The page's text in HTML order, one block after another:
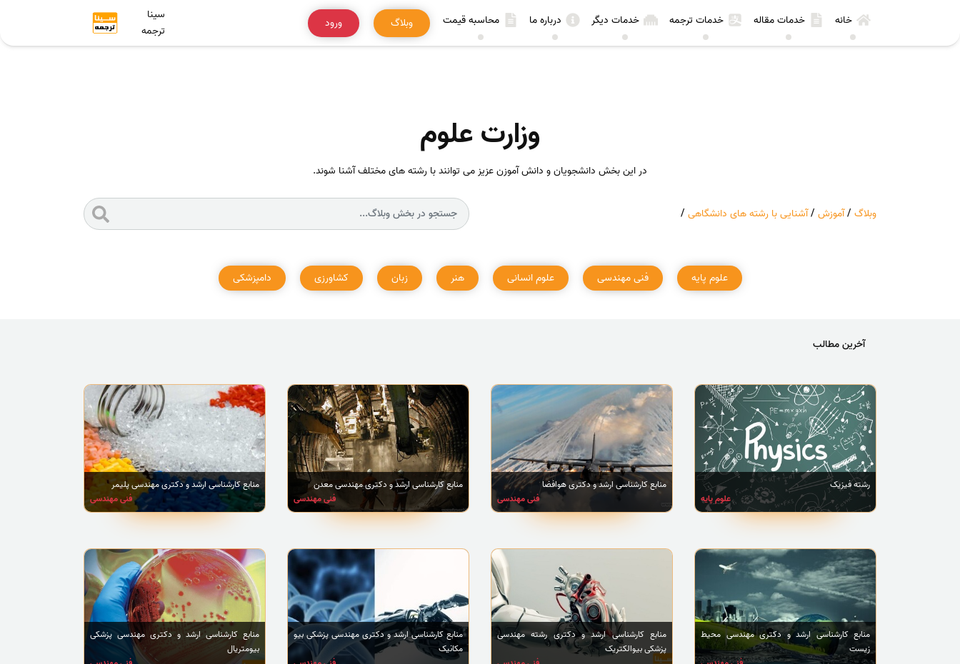
خانه خدمات مقاله خدمات ترجمه خدمات دیگر درباره ما محاسبه قیمت وبلاگ ورود
سینا
ترجمه
وزارت علوم
در این بخش دانشجویان و دانش آموزن عزیز می توانند با رشته های مختلف آشنا شوند.
وبلاگ /آموزش /آشنایی با رشته های دانشگاهی /
علوم پایه فنی مهندسی علوم انسانی هنر زبان کشاورزی دامپزشکی
آخرین مطالب
رشته فیزیک
علوم پایه
منابع کارشناسی ارشد و دکتری هوافضا
فنی مهندسی
منابع کارشناسی ارشد و دکتری مهندسی معدن
فنی مهندسی
منابع کارشناسی ارشد و دکتری مهندسی پلیمر
فنی مهندسی
منابع کارشناسی ارشد و دکتری مهندسی محیط
زیست
منابع کارشناسی ارشد و دکتری رشته مهندسی
پزشکی بیوالکتریک
منابع کارشناسی ارشد و دکتری مهندسی پزشکی بیو
مکانیک
منابع کارشناسی ارشد و دکتری مهندسی پزشکی
بیومتریال